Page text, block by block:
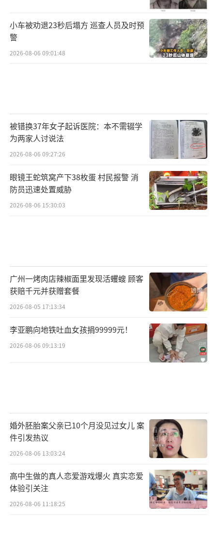
小车被劝退23秒后塌方 巡查人员及时预
警
2026-08-06 09:01:48
被错换37年女子起诉医院：本不需辍学
为两家人讨说法
2026-08-06 09:27:26
眼镜王蛇筑窝产下38枚蛋 村民报警 消
防员迅速处置威胁
2026-08-06 15:30:03
广州一烤肉店辣椒面里发现活蠼螋 顾客
获赔千元并获赠套餐
2026-08-05 17:13:34
李亚鹏向地铁吐血女孩捐99999元！
2026-08-06 09:13:19
婚外胚胎案父亲已10个月没见过女儿 案
件引发热议
2026-08-06 13:03:24
高中生做的真人恋爱游戏爆火 真实恋爱
体验引关注
2026-08-06 11:18:25